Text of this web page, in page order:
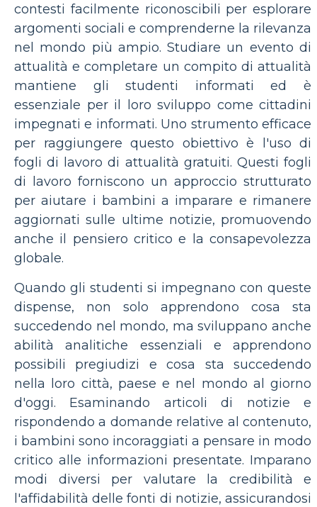
contesti facilmente riconoscibili per esplorare
argomenti sociali e comprenderne la rilevanza
nel mondo più ampio. Studiare un evento di
attualità e completare un compito di attualità
mantiene gli studenti informati ed è
essenziale per il loro sviluppo come cittadini
impegnati e informati. Uno strumento efficace
per raggiungere questo obiettivo è l'uso di
fogli di lavoro di attualità gratuiti. Questi fogli
di lavoro forniscono un approccio strutturato
per aiutare i bambini a imparare e rimanere
aggiornati sulle ultime notizie, promuovendo
anche il pensiero critico e la consapevolezza
globale.
Quando gli studenti si impegnano con queste
dispense, non solo apprendono cosa sta
succedendo nel mondo, ma sviluppano anche
abilità analitiche essenziali e apprendono
possibili pregiudizi e cosa sta succedendo
nella loro città, paese e nel mondo al giorno
d'oggi. Esaminando articoli di notizie e
rispondendo a domande relative al contenuto,
i bambini sono incoraggiati a pensare in modo
critico alle informazioni presentate. Imparano
modi diversi per valutare la credibilità e
l'affidabilità delle fonti di notizie, assicurandosi